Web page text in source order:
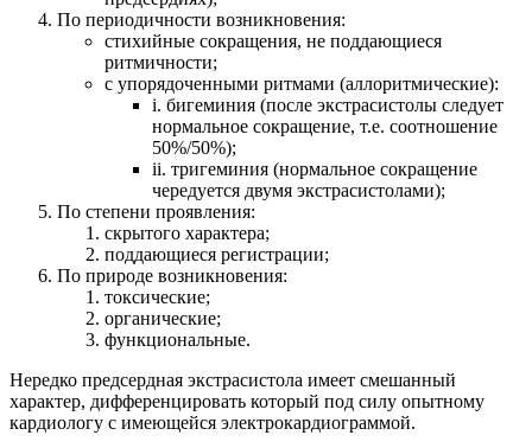
По периодичности возникновения:
стихийные сокращения, не поддающиеся
ритмичности;
с упорядоченными ритмами (аллоритмические):
i. бигеминия (после экстрасистолы следует
нормальное сокращение, т.е. соотношение
50%/50%);
ii. тригеминия (нормальное сокращение
чередуется двумя экстрасистолами);
По степени проявления:
скрытого характера;
поддающиеся регистрации;
По природе возникновения:
токсические;
органические;
функциональные.
Нередко предсердная экстрасистола имеет смешанный
характер, дифференцировать который под силу опытному
кардиологу с имеющейся электрокардиограммой.